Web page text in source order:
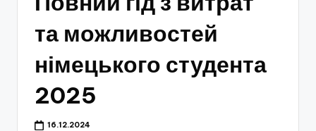
та можливостей
німецького студента
2025
16.12.2024